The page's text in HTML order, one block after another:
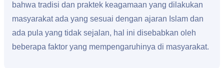
bahwa tradisi dan praktek keagamaan yang dilakukan
masyarakat ada yang sesuai dengan ajaran Islam dan
ada pula yang tidak sejalan, hal ini disebabkan oleh
beberapa faktor yang mempengaruhinya di masyarakat.